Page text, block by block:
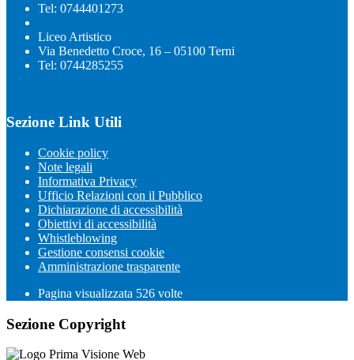
Tel: 0744401273
Liceo Artistico
Via Benedetto Croce, 16 – 05100 Terni
Tel: 0744285255
Sezione Link Utili
Cookie policy
Note legali
Informativa Privacy
Ufficio Relazioni con il Pubblico
Dichiarazione di accessibilità
Obiettivi di accessibilità
Whistleblowing
Gestione consensi cookie
Amministrazione trasparente
Pagina visualizzata 526 volte
Sezione Copyright